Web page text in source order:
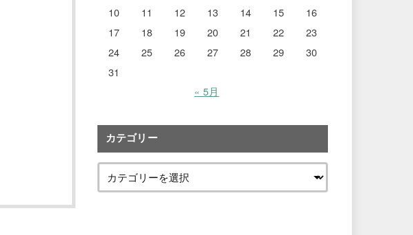
10
11 12 13 14 15
16
17
18 19 20 21 22
23
24
25 26 27 28 29
30
31
« 5月
カテゴリー